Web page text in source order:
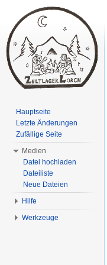
Hauptseite
Letzte Änderungen
Zufällige Seite
Medien
Datei hochladen
Dateiliste
Neue Dateien
Hilfe
Werkzeuge